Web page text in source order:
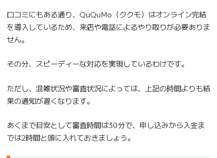
口コミにもある通り、QuQuMo（ククモ）はオンライン完結
を導入しているため、来店や電話によるやり取りが必要ありま
せん。
その分、スピーディーな対応を実現しているわけです。
ただし、混雑状況や審査状況によっては、上記の時間よりも結
果の通知が遅くなります。
あくまで目安として審査時間は30分で、申し込みから入金ま
では2時間と頭に入れておきましょう。